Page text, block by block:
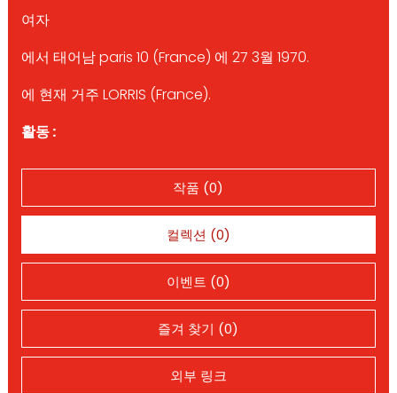
여자
에서 태어남 paris 10 (France) 에 27 3월 1970.
에 현재 거주 LORRIS (France).
활동 :
작품 (0)
컬렉션 (0)
이벤트 (0)
즐겨 찾기 (0)
외부 링크